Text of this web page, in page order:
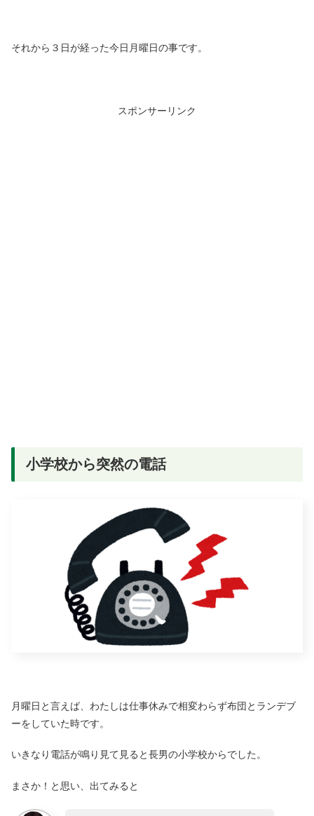
それから３日が経った今日月曜日の事です。
スポンサーリンク
小学校から突然の電話
月曜日と言えば、わたしは仕事休みで相変わらず布団とランデブ
ーをしていた時です。
いきなり電話が鳴り見て見ると長男の小学校からでした。
まさか！と思い、出てみると